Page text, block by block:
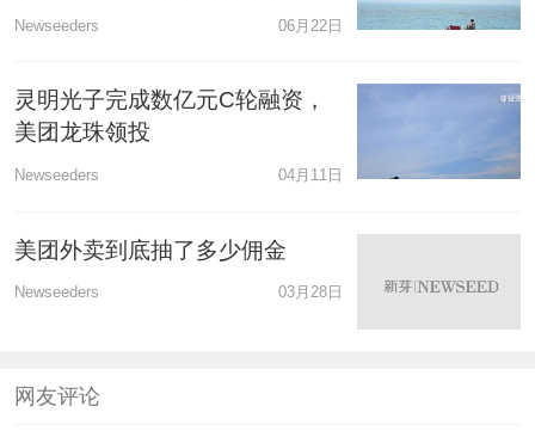
领投、携程跟投
Newseeders 06月22日
灵明光子完成数亿元C轮融资，
美团龙珠领投
Newseeders 04月11日
美团外卖到底抽了多少佣金
Newseeders 03月28日
网友评论